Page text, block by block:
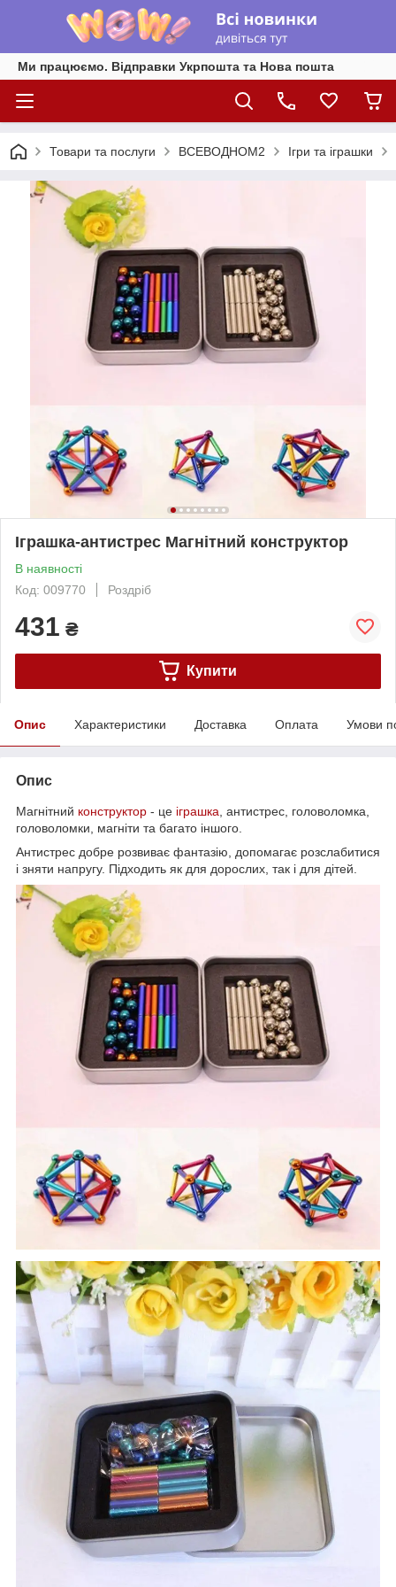
Ми працюємо. Відправки Укрпошта та Нова пошта
Товари та послуги ВСЕВОДНОМ2 Ігри та іграшки
Іграшка-антистрес Магнітний конструктор
В наявності
Код: 009770
Роздріб
431 ₴
Купити
Опис Характеристики Доставка Оплата Умови
Опис
Магнітний конструктор - це іграшка , антистрес, головоломка,
головоломки, магніти та багато іншого.
Антистрес добре розвиває фантазію, допомагає розслабитися
і зняти напругу. Підходить як для дорослих, так і для дітей.